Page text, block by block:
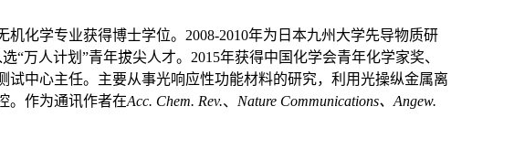
机化学专业获得博士学位。 2008-2010年为日本九州大学先导物质研
选“万人计划 ”青年拔尖人才。 2015年获得中国化学会青年化学家奖、
中心主任。主要从事光响应性功能材料的研究，利用光操纵金属离
。作为通讯作者在Acc. Chem. Rev.、 Nature Communications、 Angew.